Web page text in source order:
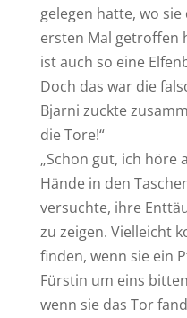
gelegen hatte, wo
ersten Mal getroffen
ist auch so eine
Doch das war die
Bjarni zuckte
die Tore!“
„Schon gut, ich höre
Hände in den
versuchte, ihre
zu zeigen. Vielleicht
finden, wenn sie ein
Fürstin um eins
wenn sie das Tor